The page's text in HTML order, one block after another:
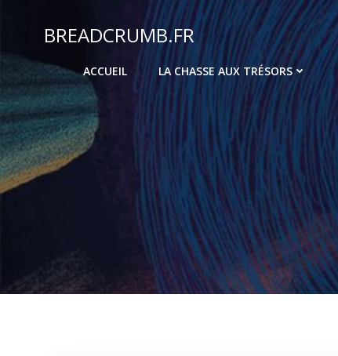
contenuBREADCRUMB.FR
ACCUEIL LA CHASSE AUX TRÉSORS